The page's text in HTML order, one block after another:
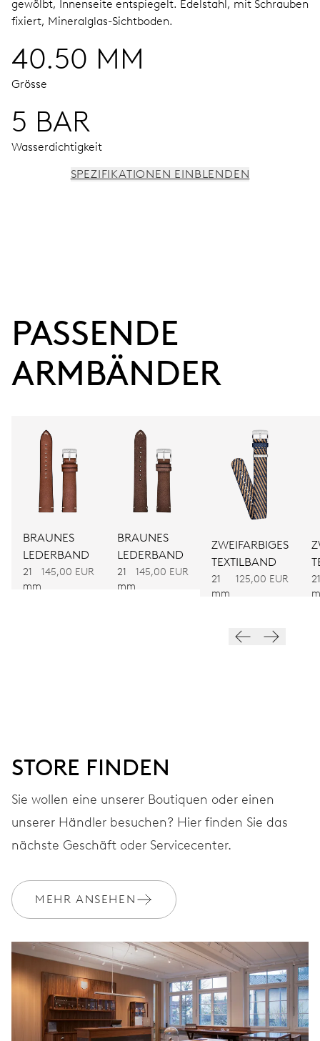
gewölbt, Innenseite entspiegelt. Edelstahl, mit Schrauben
fixiert, Mineralglas-Sichtboden.
40.50 MM
Grösse
5 BAR
Wasserdichtigkeit
38 Std.
Gangreserve
KALIBER
ABMESSUNGEN
Ø 25.60 mm, 11 1/2’’’
AUFZUG
Automatischer Aufzug
FREQUENZ
28.800 A/h, 4 Hz
GARANTIE 2 Jahre
Werden Sie Mitglied bei MyOris und verlängern Sie Ihre Garantie
MYORIS
SPEZIFIKATIONEN EINBLENDEN
PASSENDE
ARMBÄNDER
BRAUNES
LEDERBAND
21
mm
145,00 EUR
BRAUNES
LEDERBAND
21
mm
145,00 EUR
ZWEIFARBIGES
TEXTILBAND
21
mm
125,00 EUR
21
STORE FINDEN
Sie wollen eine unserer Boutiquen oder einen
unserer Händler besuchen? Hier finden Sie das
nächste Geschäft oder Servicecenter.
MEHR ANSEHEN